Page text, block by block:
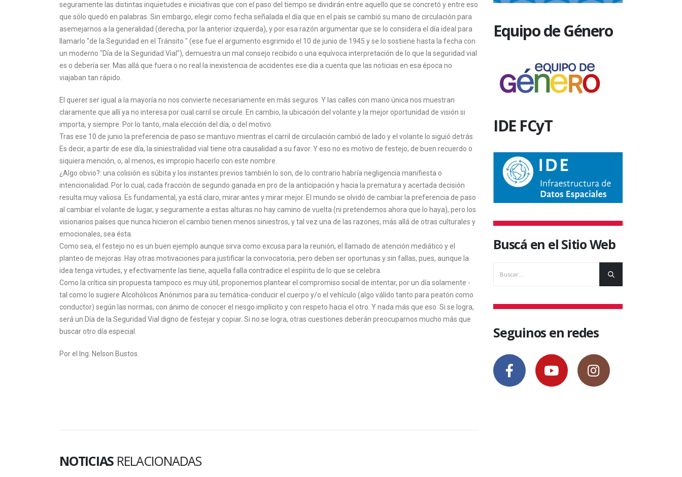
seguramente las distintas inquietudes e iniciativas que con el paso del tiempo se dividirán entre aquello que se concretó y entre eso
que sólo quedó en palabras. Sin embargo, elegir como fecha señalada el día que en el país se cambió su mano de circulación para
asemejarnos a la generalidad (derecha, por la anterior izquierda), y por esa razón argumentar que se lo considera el día ideal para
llamarlo "de la Seguridad en el Tránsito " (ese fue el argumento esgrimido el 10 de junio de 1945 y se lo sostiene hasta la fecha con
un moderno "Día de la Seguridad Vial"), demuestra un mal consejo recibido o una equívoca interpretación de lo que la seguridad vial
es o debería ser. Mas allá que fuera o no real la inexistencia de accidentes ese día a cuenta que las noticias en esa época no
viajaban tan rápido.
El querer ser igual a la mayoría no nos convierte necesariamente en más seguros. Y las calles con mano única nos muestran
claramente que allí ya no interesa por cual carril se circule. En cambio, la ubicación del volante y la mejor oportunidad de visión si
importa, y siempre. Por lo tanto, mala elección del día, o del motivo.
Tras ese 10 de junio la preferencia de paso se mantuvo mientras el carril de circulación cambió de lado y el volante lo siguió detrás.
Es decir, a partir de ese día, la siniestralidad vial tiene otra causalidad a su favor. Y eso no es motivo de festejo, de buen recuerdo o
siquiera mención, o, al menos, es impropio hacerlo con este nombre.
¿Algo obvio?: una colisión es súbita y los instantes previos también lo son, de lo contrario habría negligencia manifiesta o
intencionalidad. Por lo cual, cada fracción de segundo ganada en pro de la anticipación y hacia la prematura y acertada decisión
resulta muy valiosa. Es fundamental, ya está claro, mirar antes y mirar mejor. El mundo se olvidó de cambiar la preferencia de paso
al cambiar el volante de lugar, y seguramente a estas alturas no hay camino de vuelta (ni pretendemos ahora que lo haya), pero los
visionarios países que nunca hicieron el cambio tienen menos siniestros, y tal vez una de las razones, más allá de otras culturales y
emocionales, sea ésta.
Como sea, el festejo no es un buen ejemplo aunque sirva como excusa para la reunión, el llamado de atención mediático y el
planteo de mejoras. Hay otras motivaciones para justificar la convocatoria, pero deben ser oportunas y sin fallas, pues, aunque la
idea tenga virtudes, y efectivamente las tiene, aquella falla contradice el espíritu de lo que se celebra.
Como la crítica sin propuesta tampoco es muy útil, proponemos plantear el compromiso social de intentar, por un día solamente -
tal como lo sugiere Alcohólicos Anónimos para su temática-conducir el cuerpo y/o el vehículo (algo válido tanto para peatón como
conductor) según las normas, con ánimo de conocer el riesgo implícito y con respeto hacia el otro. Y nada más que eso. Si se logra,
será un Día de la Seguridad Vial digno de festejar y copiar. Si no se logra, otras cuestiones deberán preocuparnos mucho más que
buscar otro día especial.
Por el Ing. Nelson Bustos.
NOTICIAS RELACIONADAS
Equipo de Género
IDE FCyT
Buscá en el Sitio Web
Seguinos en redes